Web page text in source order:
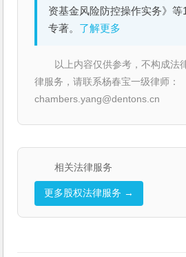
资基金风险防控操作实务》等
专著。 了解更多
以上内容仅供参考，不构成法
律服务，请联系杨春宝一级律师：
chambers.yang@dentons.cn
相关法律服务
更多股权法律服务 →